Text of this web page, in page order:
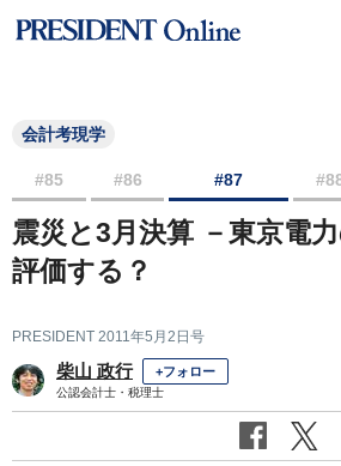
会計考現学
#85 #86 #87
震災と3月決算 －東京電
評価する？
PRESIDENT 2011年5月2日号
柴山 政行 +フォロー
公認会計士・税理士